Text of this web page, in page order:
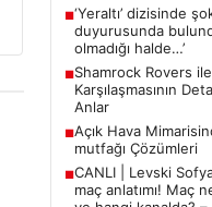
■‘Yeraltı’ dizisinde
duyurusunda
olmadığı halde…’
■Shamrock Rovers
Karşılaşmasının
Anlar
■Açık Hava
mutfağı Çözümleri
■CANLI | Levski
maç anlatımı! Maç